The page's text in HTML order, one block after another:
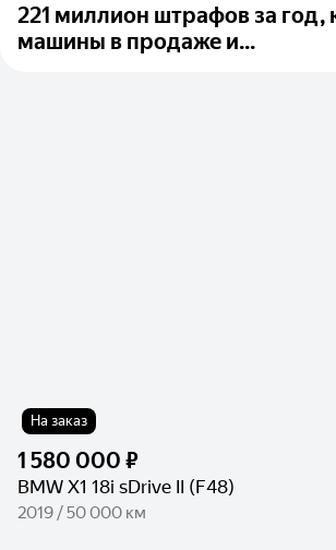
221 миллион штрафов за год,
машины в продаже и...
На заказ
1 580 000 ₽
BMW X1 18i sDrive II (F48)
2019 / 50 000 км